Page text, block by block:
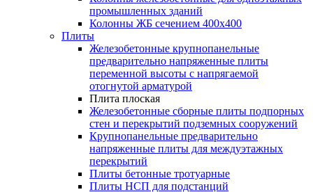
промышленных зданий
Колонны ЖБ сечением 400х400
Плиты
Железобетонные крупнопанельные
предварительно напряженные плиты
переменной высоты с напрягаемой
отогнутой арматурой
Плита плоская
Железобетонные сборные плиты подпорных
стен и перекрытий подземных сооружений
Крупнопанельные предварительно
напряженные плиты для междуэтажных
перекрытий
Плиты бетонные тротуарные
Плиты НСП для подстанций